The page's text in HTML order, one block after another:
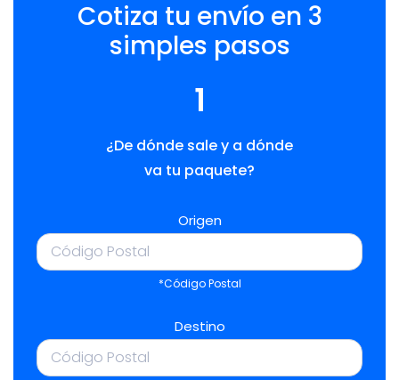
Cotiza tu envío en 3
simples pasos
1
¿De dónde sale y a dónde
va tu paquete?
Origen
*Código Postal
Destino